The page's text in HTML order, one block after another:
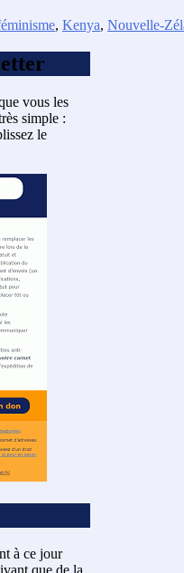
, Kenya, Nouvelle-
vous les
simple :
le
à ce jour
que de la